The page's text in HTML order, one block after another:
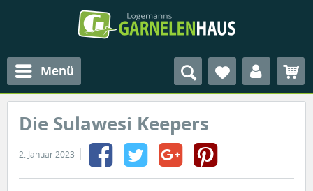
Menü
Die Sulawesi Keepers
2. Januar 2023